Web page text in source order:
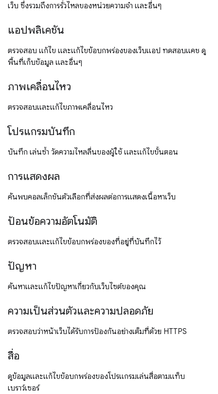
เว็บ ซึ่งรวมถึงการรั่วไหลของหน่วยความจำ และอื่นๆ
แอปพลิเคชัน
ตรวจสอบ แก้ไข และแก้ไขข้อบกพร่องของเว็บแอป ทดสอบแคช ดู
พื้นที่เก็บข้อมูล และอื่นๆ
ภาพเคลื่อนไหว
ตรวจสอบและแก้ไขภาพเคลื่อนไหว
โปรแกรมบันทึก
บันทึก เล่นซ้ำ วัดความไหลลื่นของผู้ใช้ และแก้ไขขั้นตอน
การแสดงผล
ค้นพบคอลเล็กชันตัวเลือกที่ส่งผลต่อการแสดงเนื้อหาเว็บ
ป้อนข้อความอัตโนมัติ
ตรวจสอบและแก้ไขข้อบกพร่องของที่อยู่ที่บันทึกไว้
ปัญหา
ค้นหาและแก้ไขปัญหาเกี่ยวกับเว็บไซต์ของคุณ
ความเป็นส่วนตัวและความปลอดภัย
ตรวจสอบว่าหน้าเว็บได้รับการป้องกันอย่างเต็มที่ด้วย HTTPS
สื่อ
ดูข้อมูลและแก้ไขข้อบกพร่องของโปรแกรมเล่นสื่อตามแท็บ
เบราว์เซอร์